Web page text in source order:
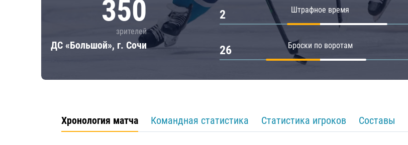
350
зрителей
ДС «Большой», г. Сочи
Штрафное время
2
Броски по воротам
26
Хронология матча Командная статистика Статистика игроков Составы